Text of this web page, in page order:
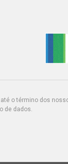
AP (2003 - 2006)
- 2004)
o término dos
de dados.